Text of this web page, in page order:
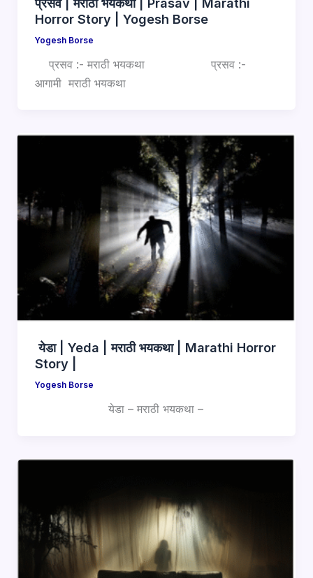
Horror Story | Yogesh Borse
Yogesh Borse
प्रसव :- मराठी भयकथा प्रसव :-
आगामी मराठी भयकथा
येडा | Yeda | मराठी भयकथा | Marathi Horror
Story |
Yogesh Borse
येडा – मराठी भयकथा –